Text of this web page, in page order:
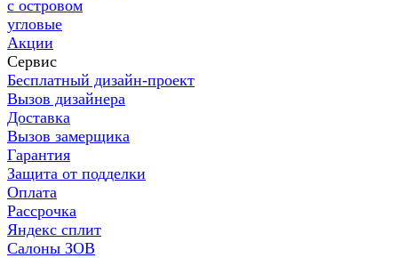
с островом
угловые
Акции
Сервис
Бесплатный дизайн-проект
Вызов дизайнера
Доставка
Вызов замерщика
Гарантия
Защита от подделки
Оплата
Рассрочка
Яндекс сплит
Салоны ЗОВ